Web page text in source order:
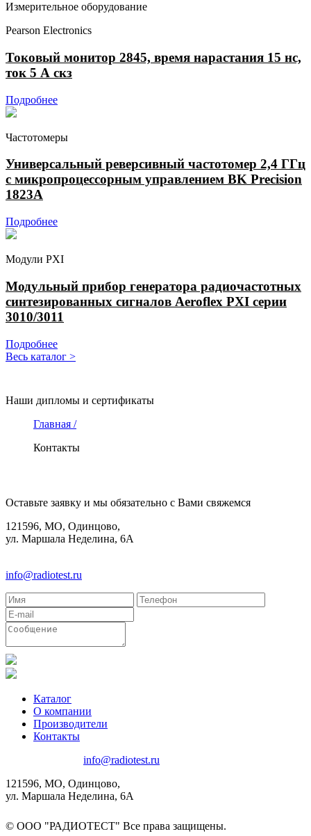
Измерительное оборудование
Pearson Electronics
Токовый монитор 2845, время нарастания 15 нс,
ток 5 А скз
Подробнее
Частотомеры
Универсальный реверсивный частотомер 2,4 ГГц
с микропроцессорным управлением BK Precision
1823A
Подробнее
Модули PXI
Модульный прибор генератора радиочастотных
синтезированных сигналов Aeroflex PXI серии
3010/3011
Подробнее
Весь каталог >
Наши дипломы и сертификаты
Главная /
Контакты
Оставьте заявку и мы обязательно с Вами свяжемся
121596, МО, Одинцово,
ул. Маршала Неделина, 6А
info@radiotest.ru
Каталог
О компании
Производители
Контакты
info@radiotest.ru
121596, МО, Одинцово,
ул. Маршала Неделина, 6А
© ООО "РАДИОТЕСТ" Все права защищены.